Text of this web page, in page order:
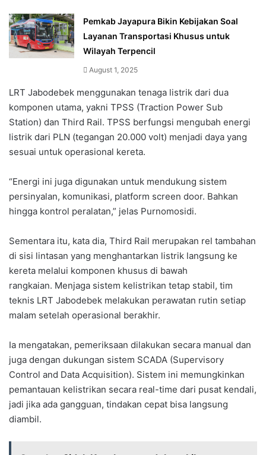
Pemkab Jayapura Bikin Kebijakan Soal
Layanan Transportasi Khusus untuk
Wilayah Terpencil
August 1, 2025
LRT Jabodebek menggunakan tenaga listrik dari dua
komponen utama, yakni TPSS (Traction Power Sub
Station) dan Third Rail. TPSS berfungsi mengubah energi
listrik dari PLN (tegangan 20.000 volt) menjadi daya yang
sesuai untuk operasional kereta.
“Energi ini juga digunakan untuk mendukung sistem
persinyalan, komunikasi, platform screen door. Bahkan
hingga kontrol peralatan,” jelas Purnomosidi.
Sementara itu, kata dia, Third Rail merupakan rel tambahan
di sisi lintasan yang menghantarkan listrik langsung ke
kereta melalui komponen khusus di bawah
rangkaian. Menjaga sistem kelistrikan tetap stabil, tim
teknis LRT Jabodebek melakukan perawatan rutin setiap
malam setelah operasional berakhir.
Ia mengatakan, pemeriksaan dilakukan secara manual dan
juga dengan dukungan sistem SCADA (Supervisory
Control and Data Acquisition). Sistem ini memungkinkan
pemantauan kelistrikan secara real-time dari pusat kendali,
jadi jika ada gangguan, tindakan cepat bisa langsung
diambil.